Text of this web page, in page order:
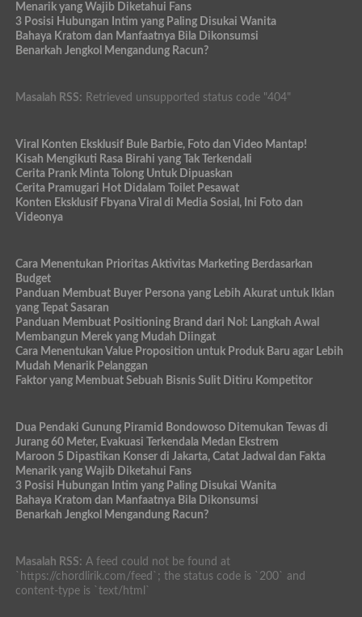
Menarik yang Wajib Diketahui Fans
3 Posisi Hubungan Intim yang Paling Disukai Wanita
Bahaya Kratom dan Manfaatnya Bila Dikonsumsi
Benarkah Jengkol Mengandung Racun?
Masalah RSS: Retrieved unsupported status code "404"
Viral Konten Eksklusif Bule Barbie, Foto dan Video Mantap!
Kisah Mengikuti Rasa Birahi yang Tak Terkendali
Cerita Prank Minta Tolong Untuk Dipuaskan
Cerita Pramugari Hot Didalam Toilet Pesawat
Konten Eksklusif Fbyana Viral di Media Sosial, Ini Foto dan
Videonya
Cara Menentukan Prioritas Aktivitas Marketing Berdasarkan
Budget
Panduan Membuat Buyer Persona yang Lebih Akurat untuk Iklan
yang Tepat Sasaran
Panduan Membuat Positioning Brand dari Nol: Langkah Awal
Membangun Merek yang Mudah Diingat
Cara Menentukan Value Proposition untuk Produk Baru agar Lebih
Mudah Menarik Pelanggan
Faktor yang Membuat Sebuah Bisnis Sulit Ditiru Kompetitor
Dua Pendaki Gunung Piramid Bondowoso Ditemukan Tewas di
Jurang 60 Meter, Evakuasi Terkendala Medan Ekstrem
Maroon 5 Dipastikan Konser di Jakarta, Catat Jadwal dan Fakta
Menarik yang Wajib Diketahui Fans
3 Posisi Hubungan Intim yang Paling Disukai Wanita
Bahaya Kratom dan Manfaatnya Bila Dikonsumsi
Benarkah Jengkol Mengandung Racun?
Masalah RSS: A feed could not be found at
`https://chordlirik.com/feed`; the status code is `200` and
content-type is `text/html`